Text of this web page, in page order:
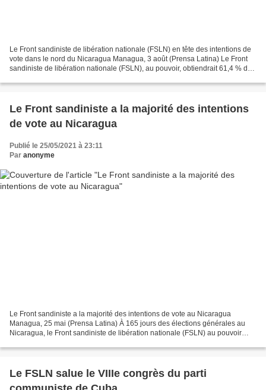
Le Front sandiniste de libération nationale (FSLN) en tête des intentions de
vote dans le nord du Nicaragua Managua, 3 août (Prensa Latina) Le Front
sandiniste de libération nationale (FSLN), au pouvoir, obtiendrait 61,4 % des
Le Front sandiniste a la majorité des intentions
de vote au Nicaragua
Publié le 25/05/2021 à 23:11
Par anonyme
Le Front sandiniste a la majorité des intentions de vote au Nicaragua
Managua, 25 mai (Prensa Latina) À 165 jours des élections générales au
Nicaragua, le Front sandiniste de libération nationale (FSLN) au pouvoir
Le FSLN salue le VIIIe congrès du parti